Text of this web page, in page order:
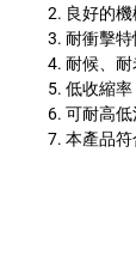
2. 良好的機
3. 耐衝擊特
4. 耐候、耐
5. 低收縮
6. 可耐高
7. 本產品符